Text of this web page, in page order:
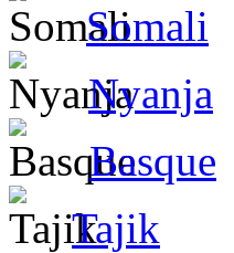
Somali
Nyanja
Basque
Tajik